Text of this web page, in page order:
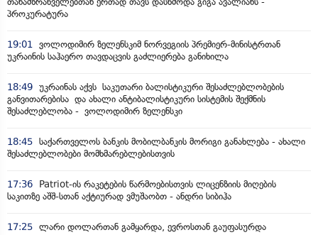
პროკურატურა
19:01
ვოლოდიმირ ზელენსკიმ ნორვეგიის პრემიერ-მინისტრთან
უკრაინის საჰაერო თავდაცვის გაძლიერება განიხილა
18:49 უკრაინას აქვს საკუთარი ბალისტიკური შესაძლებლობების
განვითარებისა და ახალი ანტიბალისტიკური სისტემის შექმნის
შესაძლებლობა - ვოლოდიმირ ზელენსკი
18:45 საქართველოს ბანკის მობილბანკის მორიგი განახლება - ახალი
შესაძლებლობები მომხმარებლებისთვის
17:36
Patriot-ის რაკეტების წარმოებისთვის ლიცენზიის მიღების
საკითზე აშშ-სთან აქტიურად ვმუშაობთ - ანდრი სიბიჰა
17:25 ლარი დოლართან გამყარდა, ევროსთან გაუფასურდა